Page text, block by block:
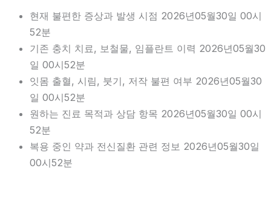
현재 불편한 증상과 발생 시점 2026년05월30일 00시
52분
기존 충치 치료, 보철물, 임플란트 이력 2026년05월30
일 00시52분
잇몸 출혈, 시림, 붓기, 저작 불편 여부 2026년05월30
일 00시52분
원하는 진료 목적과 상담 항목 2026년05월30일 00시
52분
복용 중인 약과 전신질환 관련 정보 2026년05월30일
00시52분